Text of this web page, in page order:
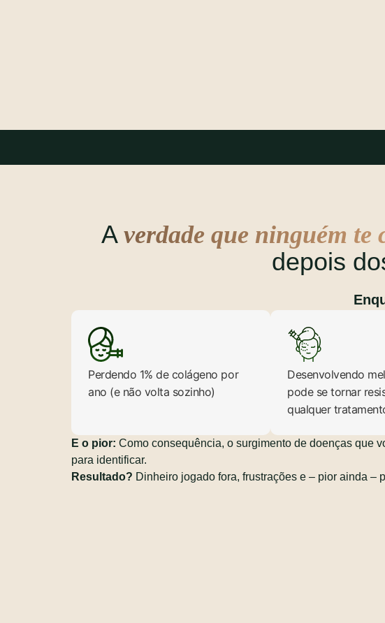
A verdade que ninguém te
depois
Perdendo 1% de colágeno por
ano (e não volta sozinho)
Desenvolvendo
pode se tornar
qualquer
E o pior: Como consequência, o surgimento de doenças que
para identificar.
Resultado? Dinheiro jogado fora, frustrações e – pior ainda –